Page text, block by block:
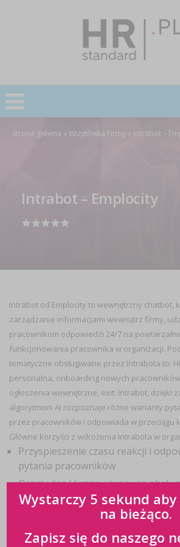
Strona główna » Wizytówka Firmy » Intrabot –
Intrabot – Emplocity
Intrabot od Emplocity to wewnętrzny chatbot,
zarządzanie informacjami wewnątrz firmy,
pracownikom odpowiedzi 24/7 na
funkcjonowania pracownika w organizacji.
tematyczne obsługiwane przez Intrabota to:
personalna, onboarding nowych
ogłoszenia wewnętrzne, exit. Intrabot, dzięki
algorytmom AI rozpoznaje różne warianty
przez pracowników i odpowiada w przeciągu
Główne korzyści z wdrożenia Intrabota w
Przyspieszenie czasu reakcji i
pytania pracowników
Oszczędność czasu pracy na
powtarzalnych zapytań od
Intuicyjność obsługi narzędzia
Dostępność dla pracowników
Wystarczy 5 sekund aby
na bieżąco.
Zapisz się do naszego